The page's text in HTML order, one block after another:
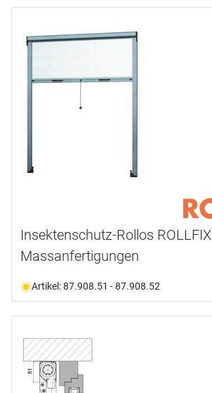
Insektenschutz-Rollos ROLLFIX
Massanfertigungen
Artikel: 87.908.51 - 87.908.52